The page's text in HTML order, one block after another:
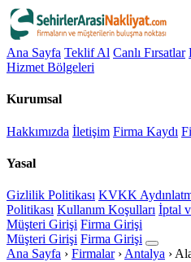
Ana Sayfa Teklif Al Canlı Fırsatlar
Hizmet Bölgeleri
Kurumsal
Hakkımızda İletişim Firma Kaydı
Yasal
Gizlilik Politikası KVKK
Politikası Kullanım Koşulları İptal
Müşteri Girişi Firma Girişi
Müşteri Girişi Firma Girişi
Ana Sayfa › Firmalar › Antalya ›